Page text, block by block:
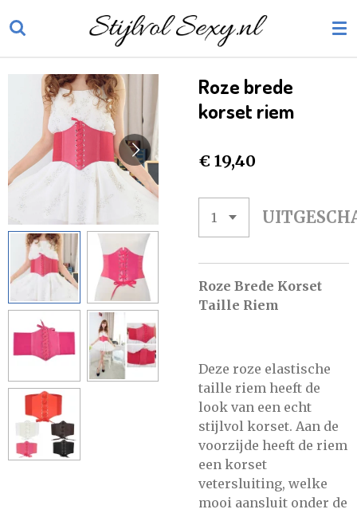
direct
hoofdinhoud
Roze brede
korset riem
€ 19,40
Roze Brede Korset
Taille Riem
Deze roze elastische
taille riem heeft de
look van een echt
stijlvol korset. Aan de
voorzijde heeft de riem
een korset
vetersluiting, welke
mooi aansluit onder de